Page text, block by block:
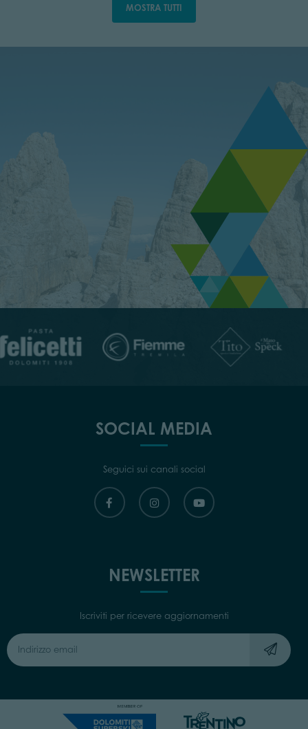
MOSTRA TUTTI
SOCIAL MEDIA
Seguici sui canali social
NEWSLETTER
Iscriviti per ricevere aggiornamenti